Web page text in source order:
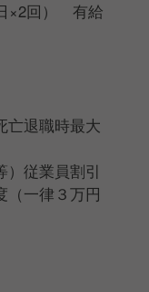
×2回） 有給
亡退職時最大
）従業員割引
（一律３万円